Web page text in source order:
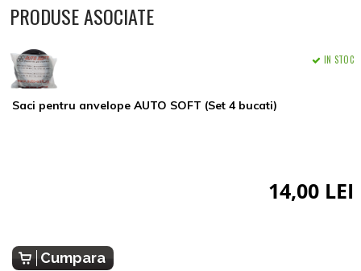
PRODUSE ASOCIATE
Saci pentru anvelope AUTO SOFT (Set 4 bucati)
IN STOC
14,00 LEI
Cumpara